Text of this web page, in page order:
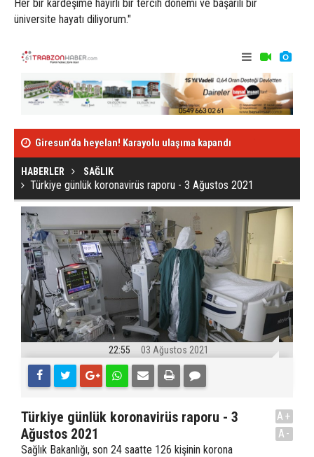
Her bir kardeşime hayırlı bir tercih dönemi ve başarılı bir
üniversite hayatı diliyorum."
Giresun’da heyelan! Karayolu ulaşıma kapandı
Türkiye günlük koronavirüs raporu - 3 Ağustos
2021
HABERLER SAĞLIK
Türkiye günlük koronavirüs raporu - 3 Ağustos 2021
22:55 03 Ağustos 2021
Türkiye günlük koronavirüs raporu - 3
Ağustos 2021
Sağlık Bakanlığı, son 24 saatte 126 kişinin korona
A+
A-